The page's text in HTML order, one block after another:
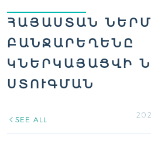
ՀԱՅԱՍՏԱՆ
ԲԱՆՋԱՐԵՂԵՆԸ
ԿՆԵՐԿԱՅԱՑՎԻ
ՍՏՈՒԳՄԱՆ
SEE ALL